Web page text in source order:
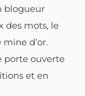
blogueur
des mots, le
d’or.
porte ouverte
et en